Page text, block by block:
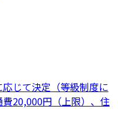
じて決定（等級制度に
20,000円（上限）、住